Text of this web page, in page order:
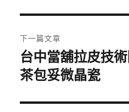
覽
文
章:
下一篇文章
下
一
文
台中當舖拉皮技
茶包妥微晶瓷